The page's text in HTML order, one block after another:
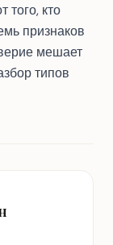
того, кто
признаков
мешает
типов